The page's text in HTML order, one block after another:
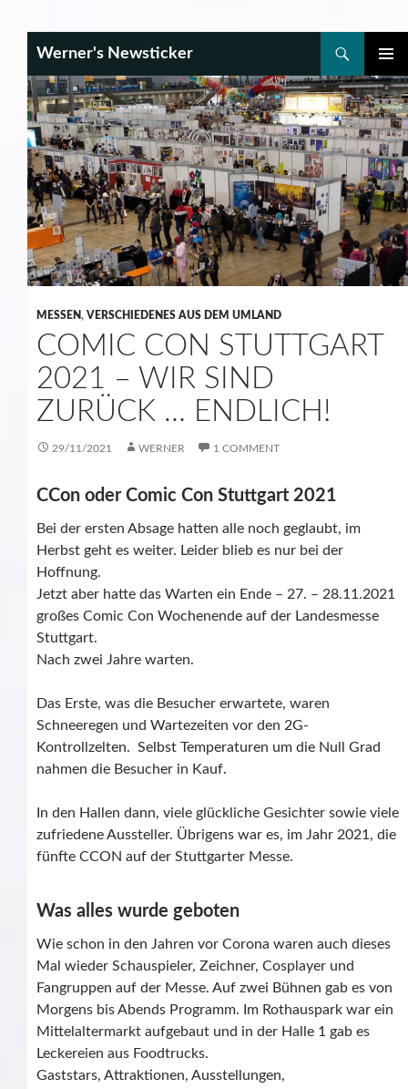
Werner's Newsticker
MENU
TO
CONTENT
MESSEN, VERSCHIEDENES AUS DEM UMLAND
COMIC CON STUTTGART
2021 – WIR SIND
ZURÜCK … ENDLICH!
29/11/2021 WERNER 1 COMMENT
CCon oder Comic Con Stuttgart 2021
Bei der ersten Absage hatten alle noch geglaubt, im
Herbst geht es weiter. Leider blieb es nur bei der
Hoffnung.
Jetzt aber hatte das Warten ein Ende – 27. – 28.11.2021
großes Comic Con Wochenende auf der Landesmesse
Stuttgart.
Nach zwei Jahre warten.
Das Erste, was die Besucher erwartete, waren
Schneeregen und Wartezeiten vor den 2G-
Kontrollzelten. Selbst Temperaturen um die Null Grad
nahmen die Besucher in Kauf.
In den Hallen dann, viele glückliche Gesichter sowie viele
zufriedene Aussteller. Übrigens war es, im Jahr 2021, die
fünfte CCON auf der Stuttgarter Messe.
Was alles wurde geboten
Wie schon in den Jahren vor Corona waren auch dieses
Mal wieder Schauspieler, Zeichner, Cosplayer und
Fangruppen auf der Messe. Auf zwei Bühnen gab es von
Morgens bis Abends Programm. Im Rothauspark war ein
Mittelaltermarkt aufgebaut und in der Halle 1 gab es
Leckereien aus Foodtrucks.
Gaststars, Attraktionen, Ausstellungen,